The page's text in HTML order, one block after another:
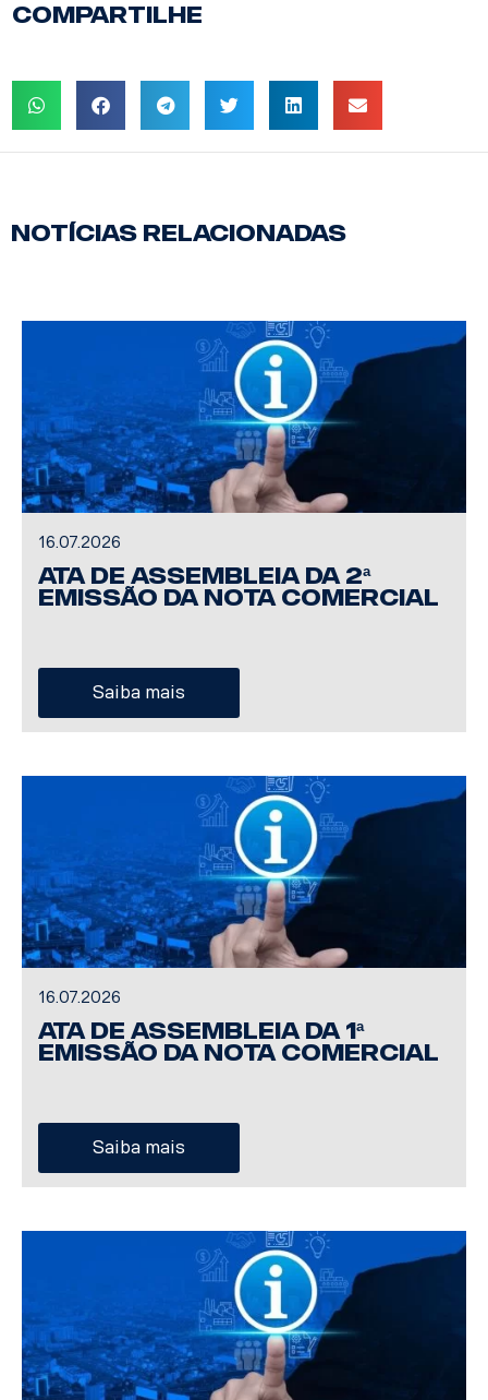
COMPARTILHE
NOTÍCIAS RELACIONADAS
16.07.2026
Ata de Assembleia da 2ª
Emissão da Nota Comercial
Saiba mais
16.07.2026
Ata de Assembleia da 1ª
Emissão da Nota Comercial
Saiba mais